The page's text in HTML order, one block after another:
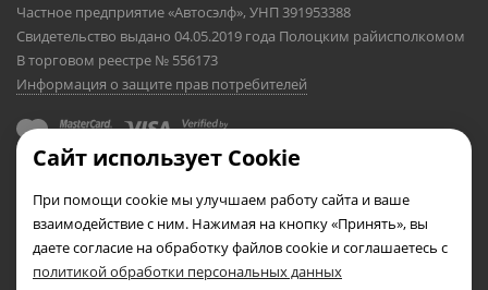
Частное предприятие «Автосэлф», УНП 391953388
Свидетельство выдано 04.05.2019 года Полоцким райисполкомом
В торговом реестре № 556173
Информация о защите прав потребителей
Сайт использует Cookie
При помощи cookie мы улучшаем работу сайта и ваше
взаимодействие с ним. Нажимая на кнопку «Принять», вы
даете согласие на обработку файлов cookie и соглашаетесь с
политикой обработки персональных данных